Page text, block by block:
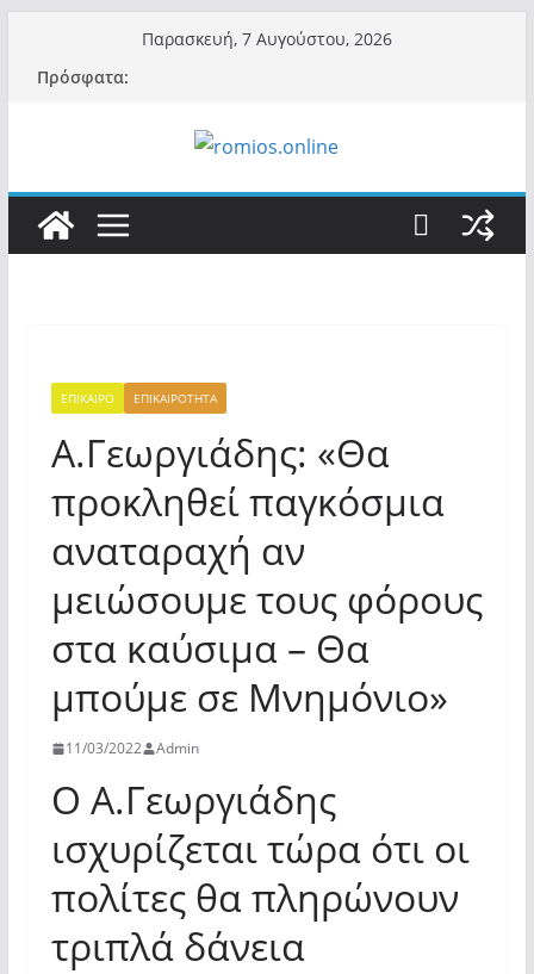
περιεχόμενο
Παρασκευή, 7 Αυγούστου, 2026
Πρόσφατα:
ΕΠΙΚΑΙΡΟ ΕΠΙΚΑΙΡΟΤΗΤΑ
Α.Γεωργιάδης: «Θα
προκληθεί παγκόσμια
αναταραχή αν
μειώσουμε τους φόρους
στα καύσιμα – Θα
μπούμε σε Μνημόνιο»
11/03/2022 Admin
Ο Α.Γεωργιάδης
ισχυρίζεται τώρα ότι οι
πολίτες θα πληρώνουν
τριπλά δάνεια